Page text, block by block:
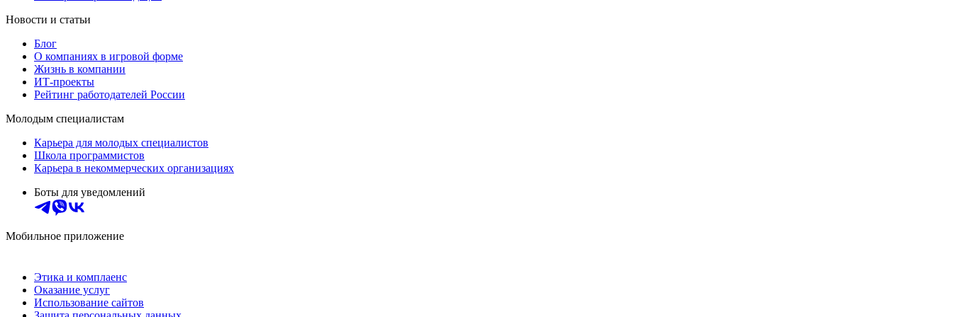
Новости и статьи
Блог
О компаниях в игровой форме
Жизнь в компании
ИТ-проекты
Рейтинг работодателей России
Молодым специалистам
Карьера для молодых специалистов
Школа программистов
Карьера в некоммерческих организациях
Боты для уведомлений
Мобильное приложение
Этика и комплаенс
Оказание услуг
Использование сайтов